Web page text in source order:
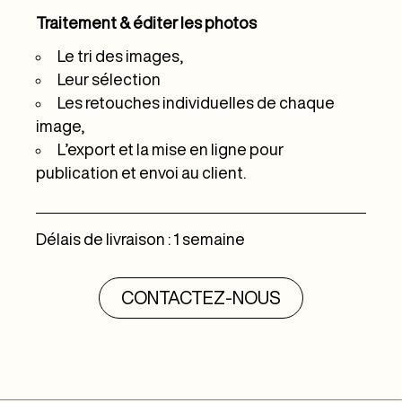
Traitement & éditer les photos
Le tri des images,
Leur sélection
Les retouches individuelles de chaque
image,
L’export et la mise en ligne pour
publication et envoi au client.
Délais de livraison : 1 semaine
CONTACTEZ-NOUS